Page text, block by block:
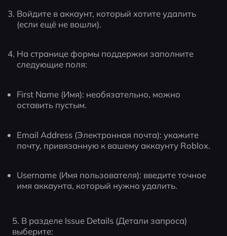
Войдите в аккаунт, который хотите удалить
(если ещё не вошли).
На странице формы поддержки заполните
следующие поля:
First Name (Имя): необязательно, можно
оставить пустым.
Email Address (Электронная почта): укажите
почту, привязанную к вашему аккаунту Roblox.
Username (Имя пользователя): введите точное
имя аккаунта, который нужно удалить.
5. В разделе Issue Details (Детали запроса)
выберите: